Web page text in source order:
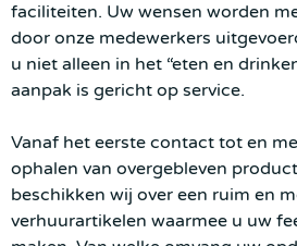
faciliteiten. Uw wensen worden
door onze medewerkers
u niet alleen in het “eten en
aanpak is gericht op service.
Vanaf het eerste contact tot en
ophalen van overgebleven
beschikken wij over een ruim en
verhuurartikelen waarmee u uw